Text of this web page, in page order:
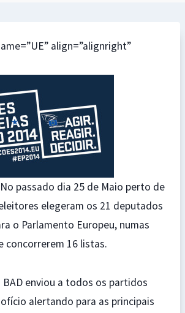
align=”alignright”
passado dia 25 de Maio perto de
elegeram os 21 deputados
o Parlamento Europeu, numas
concorrerem 16 listas.
enviou a todos os partidos
alertando para as principais